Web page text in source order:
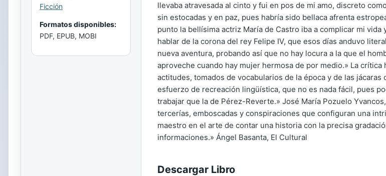
Ficción
Formatos disponibles:
PDF, EPUB, MOBI
llevaba atravesada al cinto y fui en pos de mi amo, discreto
sin estocadas y en paz, pues habría sido bellaca afrenta
punto la bellísima actriz María de Castro iba a complicar mi
hablar de la corona del rey Felipe IV, que esos días anduvo
nueva aventura, probando así que no hay locura a la que el
aproveche cuando hay mujer hermosa de por medio.» La
actitudes, tomados de vocabularios de la época y de las
esfuerzo de recreación lingüística, que no es nada fácil, pues
trabajar que la de Pérez-Reverte.» José María Pozuelo
tercerías, emboscadas y conspiraciones que configuran una
maestro en el arte de contar una historia con la precisa
informaciones.» Ángel Basanta, El Cultural
Descargar Libro